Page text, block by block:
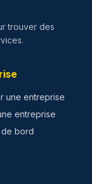
trouver des
une entreprise
entreprise
de bord